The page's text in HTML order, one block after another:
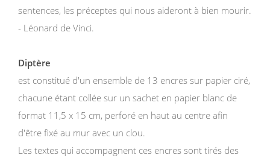
sentences, les préceptes qui nous aideront à bien mourir.
- Léonard de Vinci.
Diptère
est constitué d'un ensemble de 13 encres sur papier ciré,
chacune étant collée sur un sachet en papier blanc de
format 11,5 x 15 cm, perforé en haut au centre afin
d'être fixé au mur avec un clou.
Les textes qui accompagnent ces encres sont tirés des